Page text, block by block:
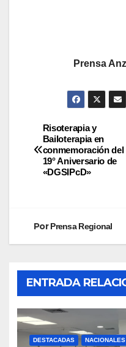
Prensa
Risoterapia y
Bailoterapia en
conmemoración del
19° Aniversario de
«DGSIPcD»
PorPrensa Regional
ENTRADA
DESTACADAS NACIONALES